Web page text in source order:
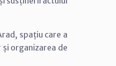
spațiu care a
organizarea de